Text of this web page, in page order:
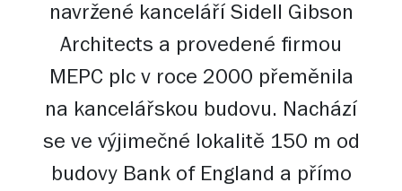
navržené kanceláří Sidell Gibson
Architects a provedené firmou
MEPC plc v roce 2000 přeměnila
na kancelářskou budovu. Nachází
se ve výjimečné lokalitě 150 m od
budovy Bank of England a přímo